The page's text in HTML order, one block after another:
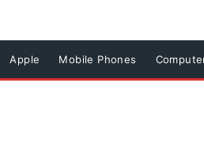
Apple Mobile Phones